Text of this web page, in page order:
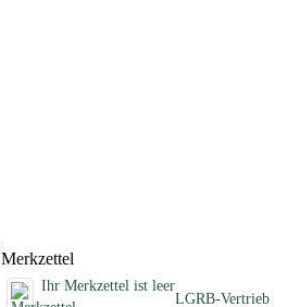
Merkzettel
Ihr Merkzettel ist leer
LGRB-Vertrieb